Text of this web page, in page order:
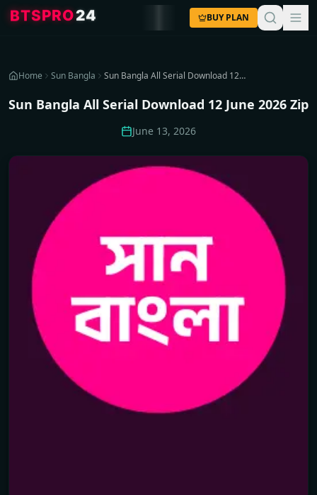
BTSPRO24 BUY PLAN
Home Sun Bangla Sun Bangla All Serial Download 12 June 2026 Zip
Sun Bangla All Serial Download 12 June 2026 Zip
June 13, 2026